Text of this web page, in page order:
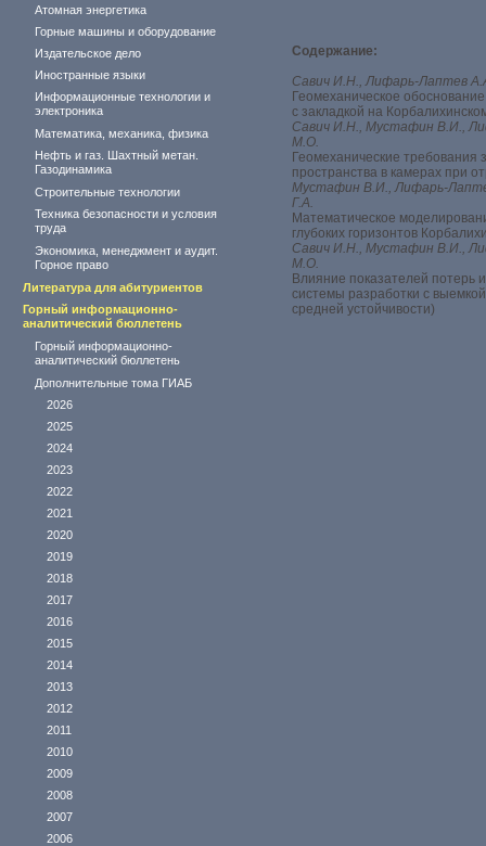
Атомная энергетика
Горные машины и оборудование
Издательское дело
Иностранные языки
Информационные технологии и
электроника
Математика, механика, физика
Нефть и газ. Шахтный метан.
Газодинамика
Строительные технологии
Техника безопасности и условия
труда
Экономика, менеджмент и аудит.
Горное право
Литература для абитуриентов
Горный информационно-
аналитический бюллетень
Горный информационно-
аналитический бюллетень
Дополнительные тома ГИАБ
2026
2025
2024
2023
2022
2021
2020
2019
2018
2017
2016
2015
2014
2013
2012
2011
2010
2009
2008
2007
2006
Содержание:
Савич И.Н., Лифарь-Лаптев
Геомеханическое
с закладкой на
Савич И.Н., Мустафин В.И.,
М.О.
Геомеханические требования
пространства в камерах при
Мустафин В.И., Лифарь-
Г.А.
Математическое
глубоких горизонтов
Савич И.Н., Мустафин В.И.,
М.О.
Влияние показателей потерь
системы разработки с
средней устойчивости)